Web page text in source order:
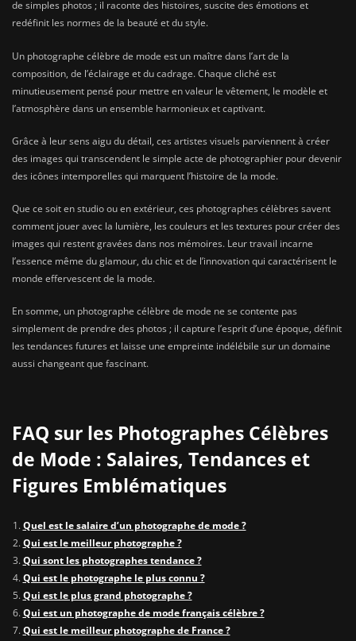
de simples photos ; il raconte des histoires, suscite des émotions et
redéfinit les normes de la beauté et du style.
Un photographe célèbre de mode est un maître dans l’art de la
composition, de l’éclairage et du cadrage. Chaque cliché est
minutieusement pensé pour mettre en valeur le vêtement, le modèle et
l’atmosphère dans un ensemble harmonieux et captivant.
Grâce à leur sens aigu du détail, ces artistes visuels parviennent à créer
des images qui transcendent le simple acte de photographier pour devenir
des icônes intemporelles qui marquent l’histoire de la mode.
Que ce soit en studio ou en extérieur, ces photographes célèbres savent
comment jouer avec la lumière, les couleurs et les textures pour créer des
images qui restent gravées dans nos mémoires. Leur travail incarne
l’essence même du glamour, du chic et de l’innovation qui caractérisent le
monde effervescent de la mode.
En somme, un photographe célèbre de mode ne se contente pas
simplement de prendre des photos ; il capture l’esprit d’une époque, définit
les tendances futures et laisse une empreinte indélébile sur un domaine
aussi changeant que fascinant.
FAQ sur les Photographes Célèbres
de Mode : Salaires, Tendances et
Figures Emblématiques
Quel est le salaire d’un photographe de mode ?
Qui est le meilleur photographe ?
Qui sont les photographes tendance ?
Qui est le photographe le plus connu ?
Qui est le plus grand photographe ?
Qui est un photographe de mode français célèbre ?
Qui est le meilleur photographe de France ?